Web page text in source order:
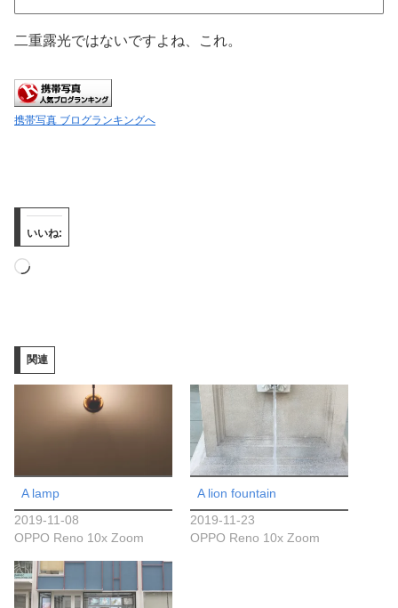
二重露光ではないですよね、これ。
携帯写真 ブログランキングへ
いいね:
読
み
中…
関連
A lamp
2019-11-08
OPPO Reno 10x Zoom
A lion fountain
2019-11-23
OPPO Reno 10x Zoom